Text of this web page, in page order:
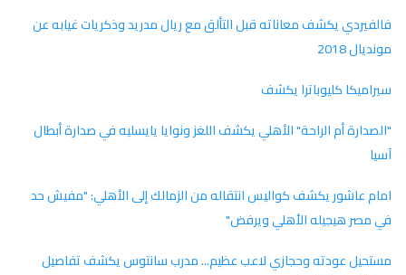
فالفيردي يكشف معاناته قبل التألق مع ريال مدريد وذكريات غيابه عن
مونديال 2018
سيراميكا كليوباترا يكشف
"الصدارة أم الراحة" الأهلي يكشف اللغز ونوايا يايسليه في صدارة أبطال
آسيا
امام عاشور يكشف كواليس انتقاله من الزمالك إلى الأهلي: "مفيش حد
في مصر هيجيله الأهلي ويرفض"
مستحيل عودته وحجازي لاعب عظيم... مدرب سانتوس يكشف تفاصيل